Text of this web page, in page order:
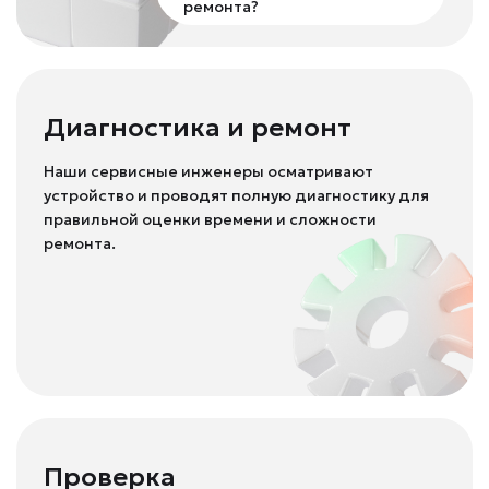
ремонта?
Диагностика и ремонт
Наши сервисные инженеры осматривают
устройство и проводят полную диагностику для
правильной оценки времени и сложности
ремонта.
Проверка